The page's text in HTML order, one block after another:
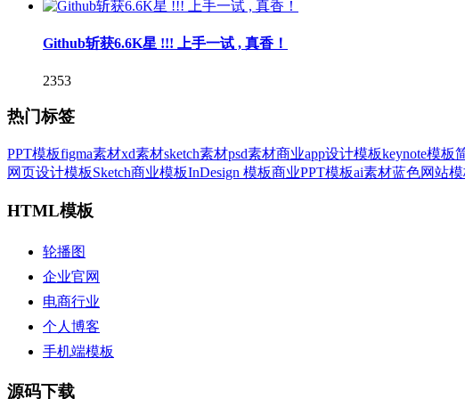
Github斩获6.6K星 !!! 上手一试 , 真香！
2353
热门标签
PPT模板figma素材xd素材sketch素材psd素材商业app设计模板keynote模板
网页设计模板Sketch商业模板InDesign 模板商业PPT模板ai素材蓝色网站模
HTML模板
轮播图
企业官网
电商行业
个人博客
手机端模板
源码下载